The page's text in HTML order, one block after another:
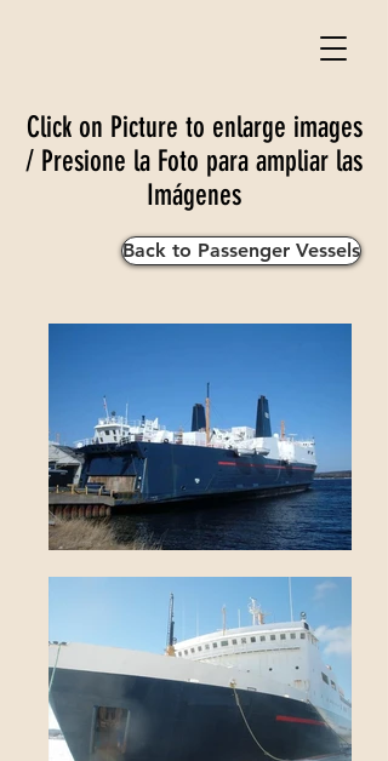
Click on Picture to enlarge images
/ Presione la Foto para ampliar las
Imágenes
Back to Passenger Vessels